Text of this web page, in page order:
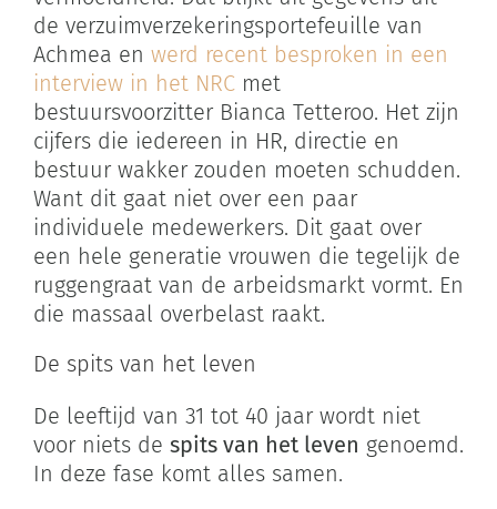
de verzuimverzekeringsportefeuille van
Achmea en werd recent besproken in een
interview in het NRCmet
bestuursvoorzitter Bianca Tetteroo. Het zijn
cijfers die iedereen in HR, directie en
bestuur wakker zouden moeten schudden.
Want dit gaat niet over een paar
individuele medewerkers. Dit gaat over
een hele generatie vrouwen die tegelijk de
ruggengraat van de arbeidsmarkt vormt. En
die massaal overbelast raakt.
De spits van het leven
De leeftijd van 31 tot 40 jaar wordt niet
voor niets de spits van het leven genoemd.
In deze fase komt alles samen.